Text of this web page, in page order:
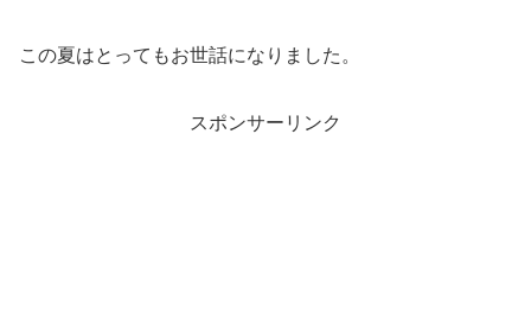
この夏はとってもお世話になりました。
スポンサーリンク